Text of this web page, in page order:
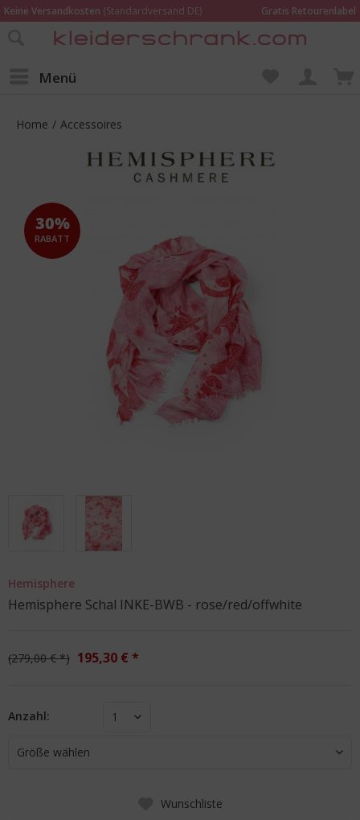
Keine Versandkosten (Standardversand DE)
Gratis Retourenlabel
Online bestellen – im Geschäft in Kempen anprobieren und beraten lassen
Menü
Home / Accessoires
30%
RABATT
Hemisphere
Hemisphere Schal INKE-BWB - rose/red/offwhite
279,00 € * 195,30 € *
Anzahl: 1
Größe wählen
Wunschliste